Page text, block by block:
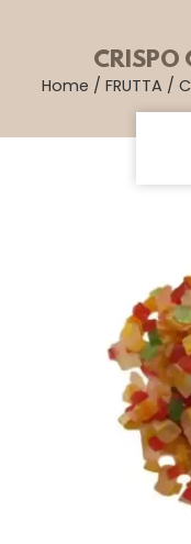
CRISPO
Home / FRUTTA /